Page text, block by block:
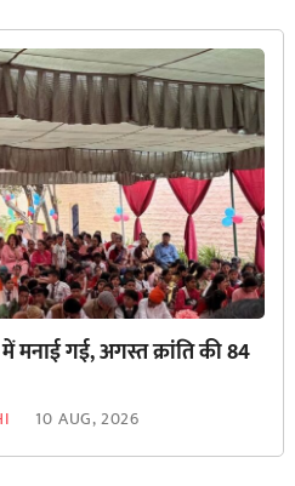
मनाई गई, अगस्त क्रांति की 84
10 AUG, 2026